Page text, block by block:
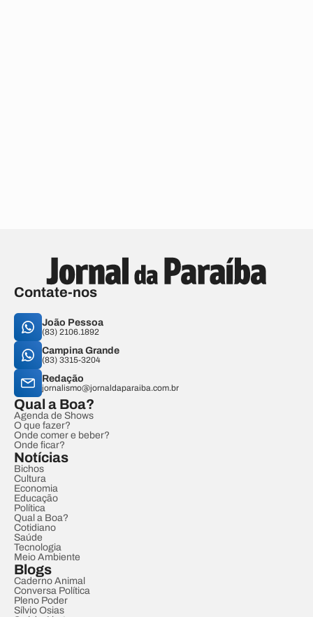
Contate-nos
João Pessoa
(83) 2106.1892
Campina Grande
(83) 3315-3204
Redação
jornalismo@jornaldaparaiba.com.br
Qual a Boa?
Agenda de Shows
O que fazer?
Onde comer e beber?
Onde ficar?
Notícias
Bichos
Cultura
Economia
Educação
Política
Qual a Boa?
Cotidiano
Saúde
Tecnologia
Meio Ambiente
Blogs
Caderno Animal
Conversa Política
Pleno Poder
Sílvio Osias